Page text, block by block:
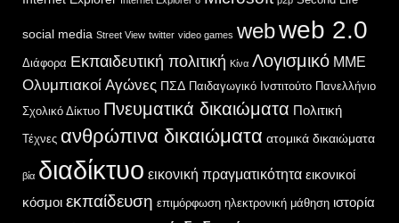
social media Street View twitter video games webweb 2.0
Διάφορα Εκπαιδευτική πολιτική Κίνα Λογισμικό ΜΜΕ
Ολυμπιακοί Αγώνες ΠΣΔ Παιδαγωγικό Ινστιτούτο
Πανελλήνιο
Σχολικό Δίκτυο Πνευματικά δικαιώματα Πολιτική
Τέχνες ανθρώπινα δικαιώματα ατομικά δικαιώματα
βία διαδίκτυο εικονική πραγματικότητα εικονικοί
κόσμοι εκπαίδευση επιμόρφωση ηλεκτρονική μάθηση ιστορία